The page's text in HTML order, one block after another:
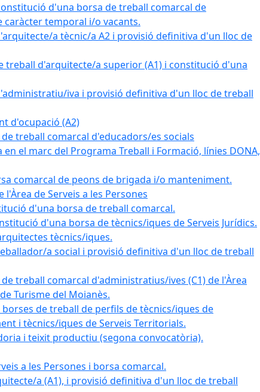
d'una borsa de treball comarcal de
temporal i/o vacants.
a tècnic/a A2 i provisió definitiva d'un lloc de
treball d'arquitecte/a superior (A1) i constitució d'una
iva i provisió definitiva d'un lloc de treball
d'ocupació (A2)
treball comarcal d'educadors/es socials
el marc del Programa Treball i Formació, línies DONA,
comarcal de peons de brigada i/o manteniment.
de Serveis a les Persones
d'una borsa de treball comarcal.
d'una borsa de tècnics/iques de Serveis Jurídics.
tècnics/iques.
a social i provisió definitiva d'un lloc de treball
treball comarcal d'administratius/ives (C1) de l'Àrea
Turisme del Moianès.
de treball de perfils de tècnics/iques de
i tècnics/iques de Serveis Territorials.
i teixit productiu (segona convocatòria).
a les Persones i borsa comarcal.
a (A1), i provisió definitiva d'un lloc de treball